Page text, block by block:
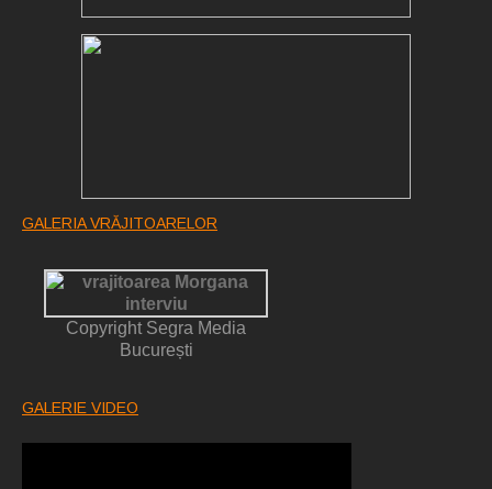
GALERIA VRĂJITOARELOR
Copyright Segra Media
București
GALERIE VIDEO